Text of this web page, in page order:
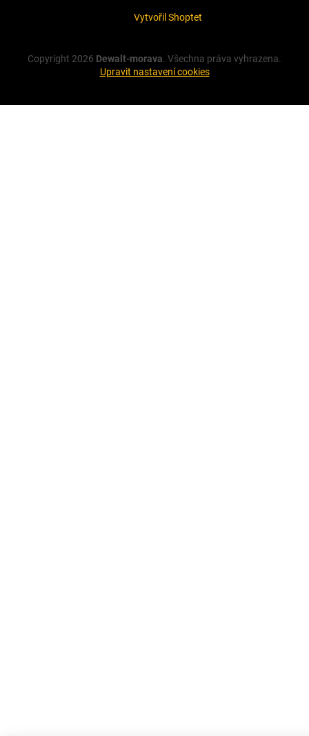
Vytvořil Shoptet
Copyright 2026 Dewalt-morava. Všechna práva vyhrazena.
Upravit nastavení cookies